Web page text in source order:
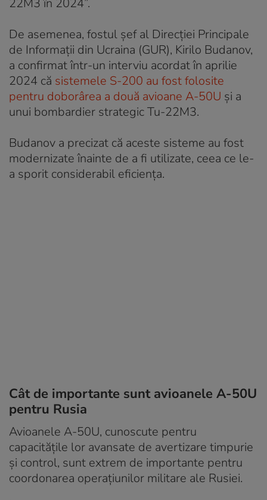
De asemenea, fostul șef al Direcției Principale
de Informații din Ucraina (GUR), Kirilo Budanov,
a confirmat într-un interviu acordat în aprilie
2024 că sistemele S-200 au fost folosite
pentru doborârea a două avioane A-50U și a
unui bombardier strategic Tu-22M3.
Budanov a precizat că aceste sisteme au fost
modernizate înainte de a fi utilizate, ceea ce le-
a sporit considerabil eficiența.
Cât de importante sunt avioanele A-50U
pentru Rusia
Avioanele A-50U, cunoscute pentru
capacitățile lor avansate de avertizare timpurie
și control, sunt extrem de importante pentru
coordonarea operațiunilor militare ale Rusiei.